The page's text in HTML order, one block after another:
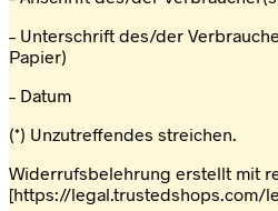
– Unterschrift des/der
Papier)
– Datum
(*) Unzutreffendes streichen.
Widerrufsbelehrung erstellt mit
[https://legal.trustedshops.com/